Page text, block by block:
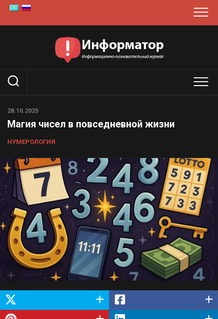
Перейти
содержанию
28.10.2025
Магия чисел в повседневной жизни
НУМЕРОЛОГИЯ